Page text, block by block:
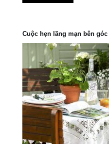
Cuộc hẹn lãng mạn bên